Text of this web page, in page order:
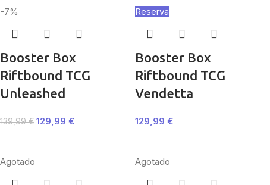
-7%
Booster Box
Riftbound TCG
Unleashed
139,99€ 129,99 €
Reserva
Booster Box
Riftbound TCG
Vendetta
129,99 €
Agotado Agotado